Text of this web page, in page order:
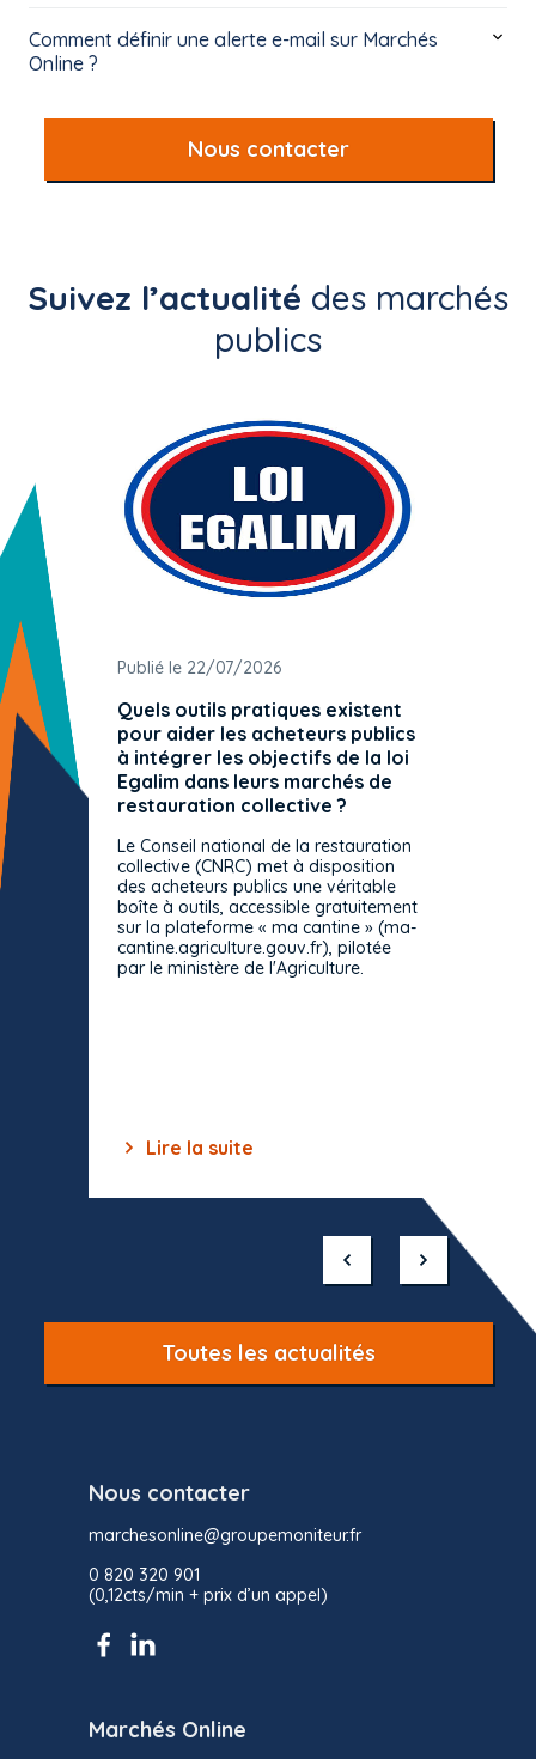
Comment définir une alerte e-mail sur Marchés
Online ?
Nous contacter
Suivez l’actualité des marchés
publics
Publié le 22/07/2026
Quels outils pratiques existent
pour aider les acheteurs publics
à intégrer les objectifs de la loi
Egalim dans leurs marchés de
restauration collective ?
Le Conseil national de la restauration
collective (CNRC) met à disposition
des acheteurs publics une véritable
boîte à outils, accessible gratuitement
sur la plateforme « ma cantine » (ma-
cantine.agriculture.gouv.fr), pilotée
par le ministère de l'Agriculture.
Lire la suite
Toutes les actualités
Nous contacter
marchesonline@groupemoniteur.fr
0 820 320 901
(0,12cts/min + prix d’un appel)
Marchés Online